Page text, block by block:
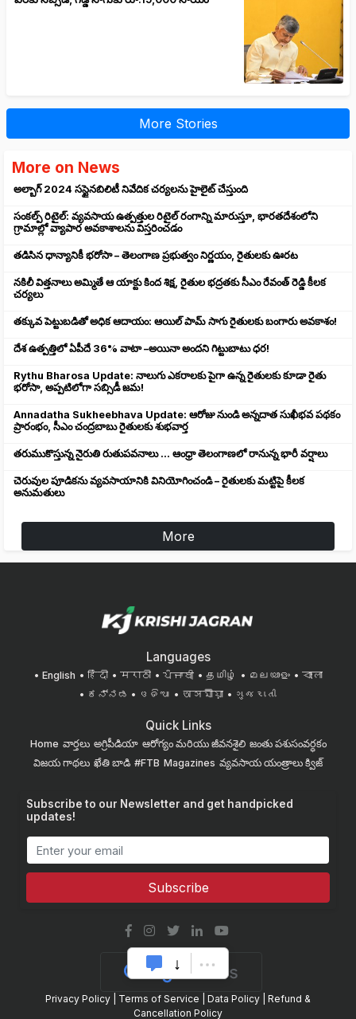
More Stories
More on News
అల్బాగ్ 2024 సస్టైనబిలిటీ నివేదిక చర్యలను హైలైట్ చేస్తుంది
సంకల్ప్ రిటైల్: వ్యవసాయ ఉత్పత్తుల రిటైల్ రంగాన్ని మారుస్తూ, భారతదేశంలోని
గ్రామాల్లో వ్యాపార అవకాశాలను విస్తరించడం
తడిసిన ధాన్యానికీ భరోసా – తెలంగాణ ప్రభుత్వం నిర్ణయం, రైతులకు ఊరట
నకిలీ విత్తనాలు అమ్మితే ఆ యాక్టు కింద శిక్ష, రైతుల భద్రతకు సీఎం రేవంత్ రెడ్డి కీలక
చర్యలు
తక్కువ పెట్టుబడితో అధిక ఆదాయం: ఆయిల్ పామ్ సాగు రైతులకు బంగారు అవకాశం!
దేశ ఉత్పత్తిలో ఏపీదే 36% వాటా –అయినా అందని గిట్టుబాటు ధర!
Rythu Bharosa Update: నాలుగు ఎకరాలకు పైగా ఉన్న రైతులకు కూడా రైతు
భరోసా, అప్పటిలోగా సబ్సిడీ జమ!
Annadatha Sukheebhava Update: ఆరోజు నుండి అన్నదాత సుఖీభవ పథకం
ప్రారంభం, సీఎం చంద్రబాబు రైతులకు శుభవార్త
తరుముకొస్తున్న నైరుతి రుతుపవనాలు ... ఆంధ్రా తెలంగాణలో రానున్న భారీ వర్షాలు
చెరువుల పూడికను వ్యవసాయానికి వినియోగించండి – రైతులకు మట్టిపై కీలక
అనుమతులు
More
Languages
English हिंदी मराठी ਪੰਜਾਬੀ தமிழ் മലയാളം
বাংলা
ಕನ್ನಡ
ଓଡିଆ অসমীয়া ગુજરાતી
Quick Links
Home వార్తలు అగ్రిపీడియా ఆరోగ్యం మరియు జీవనశైలి జంతు పశుసంవర్ధకం
విజయ గాథలు ఖేతి బాడి #FTB Magazines వ్యవసాయ యంత్రాలు క్విజ్
Subscribe to our Newsletter and get handpicked
updates!
Subscribe
Privacy Policy Terms of Service Data Policy
Refund &
Cancellation Policy